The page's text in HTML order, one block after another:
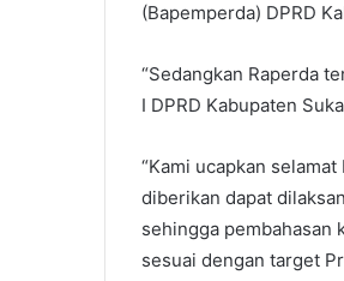
(Bapemperda) DPRD
“Sedangkan Raperda
I DPRD Kabupaten
“Kami ucapkan
diberikan dapat
sehingga pembahasan
sesuai dengan target